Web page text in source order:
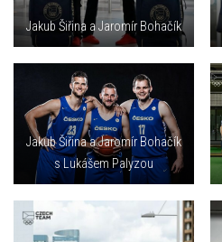
Jakub Šiřina a Jaromír Bohačík
Jakub Šiřina a Jaromír Bohačík
s Lukášem Palyzou